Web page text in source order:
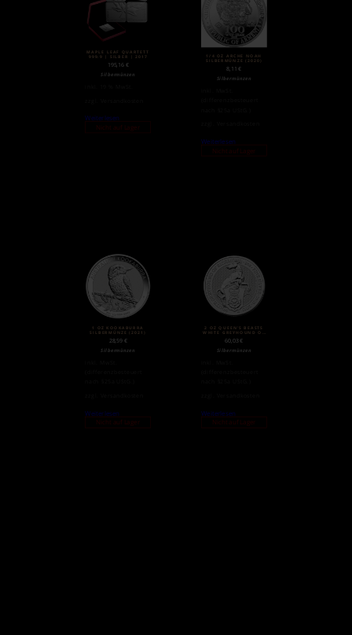
MAPLE LEAF QUARTETT
999.9 | SILBER | 2017
195,16 €
Silbermünzen
Weiterlesen
Nicht auf Lager
1/4 OZ ARCHE NOAH
SILBERMÜNZE (2020)
8,11€
Silbermünzen
Weiterlesen
Nicht auf Lager
1 OZ KOOKABURRA
SILBERMÜNZE (2021)
28,59 €
Silbermünzen
Weiterlesen
Nicht auf Lager
2 OZ QUEEN’S BEASTS
WHITE GREYHOUND OF
SILBERMÜNZE (2021)
60,03€
Silbermünzen
Weiterlesen
Nicht auf Lager